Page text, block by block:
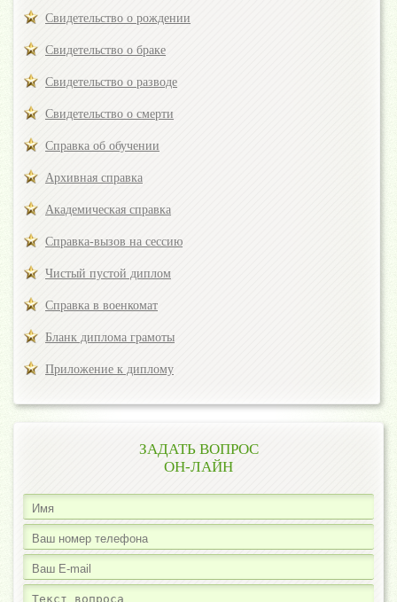
Свидетельство о рождении
Свидетельство о браке
Свидетельство о разводе
Свидетельство о смерти
Справка об обучении
Архивная справка
Академическая справка
Справка-вызов на сессию
Чистый пустой диплом
Справка в военкомат
Бланк диплома грамоты
Приложение к диплому
ЗАДАТЬ ВОПРОС
ОН-ЛАЙН